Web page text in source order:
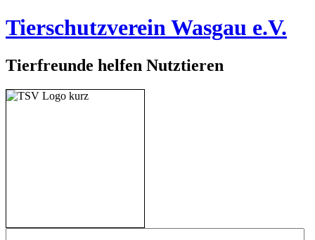
Tierschutzverein Wasgau e.V.
Tierfreunde helfen Nutztieren